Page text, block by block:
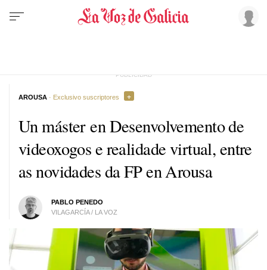
Un máster en Desenvolvemento de
videoxogos e realidade virtual, entre
as novidades da FP en Arousa
PABLO PENEDO
VILAGARCÍA / LA VOZ
AROUSA · Exclusivo suscriptores